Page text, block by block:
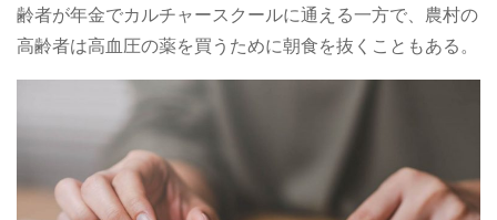
齢者が年金でカルチャースクールに通える一方で、農村の
高齢者は高血圧の薬を買うために朝食を抜くこともある。